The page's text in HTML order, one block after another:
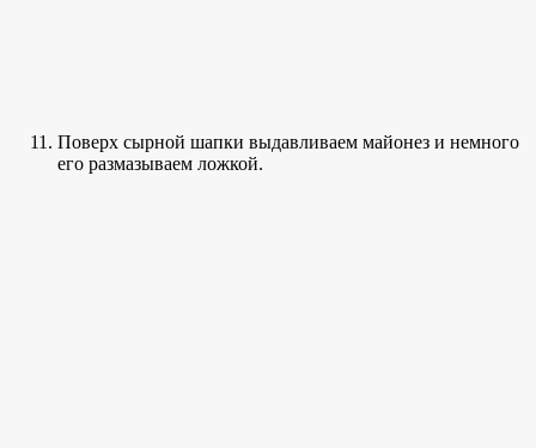
Поверх сырной шапки выдавливаем майонез и немного
его размазываем ложкой.